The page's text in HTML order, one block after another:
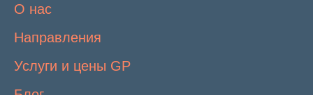
О нас
Направления
Услуги и цены GP